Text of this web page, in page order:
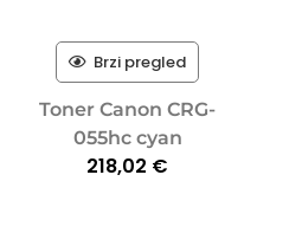
Brzi pregled
Toner Canon CRG-
055hc cyan
218,02 €